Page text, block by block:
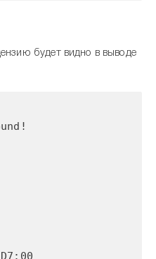
будет видно в выводе